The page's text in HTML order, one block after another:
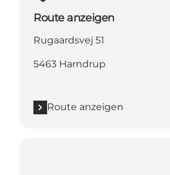
Route anzeigen
Rugaardsvej 51
5463 Harndrup
Route anzeigen